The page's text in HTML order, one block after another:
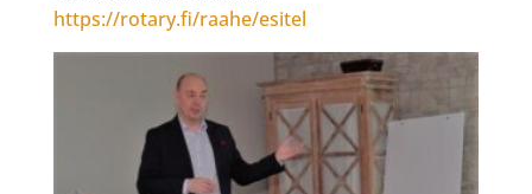
https://rotary.fi/raahe/esitel